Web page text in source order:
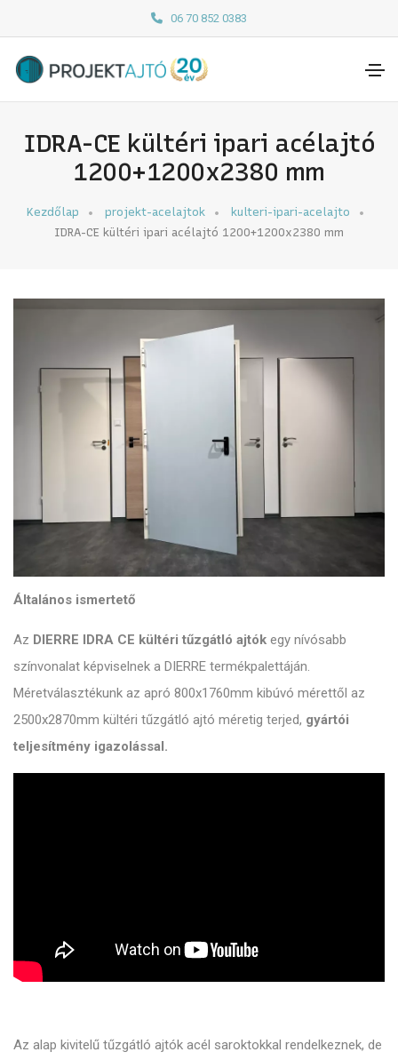
06 70 852 0383
IDRA-CE kültéri ipari acélajtó
1200+1200x2380 mm
Kezdőlap projekt-acelajtok
kulteri-ipari-acelajto
IDRA-CE kültéri ipari acélajtó 1200+1200x2380 mm
Általános ismertető
Az DIERRE IDRA CE kültéri tűzgátló ajtók egy nívósabb
színvonalat képviselnek a DIERRE termékpalettáján.
Méretválasztékunk az apró 800x1760mm kibúvó mérettől az
2500x2870mm kültéri tűzgátló ajtó méretig terjed, gyártói
teljesítmény igazolással.
Az alap kivitelű tűzgátló ajtók acél saroktokkal rendelkeznek, de